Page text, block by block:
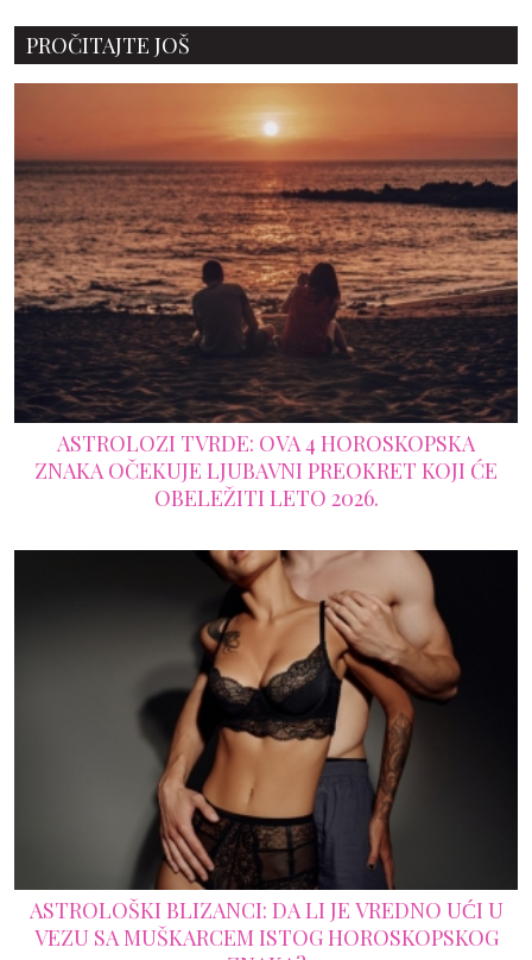
PROČITAJTE JOŠ
ASTROLOZI TVRDE: OVA 4 HOROSKOPSKA
ZNAKA OČEKUJE LJUBAVNI PREOKRET KOJI ĆE
OBELEŽITI LETO 2026.
ASTROLOŠKI BLIZANCI: DA LI JE VREDNO UĆI U
VEZU SA MUŠKARCEM ISTOG HOROSKOPSKOG